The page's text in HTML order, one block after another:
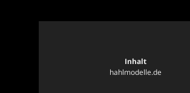
Inhalt
hahlmodelle.de